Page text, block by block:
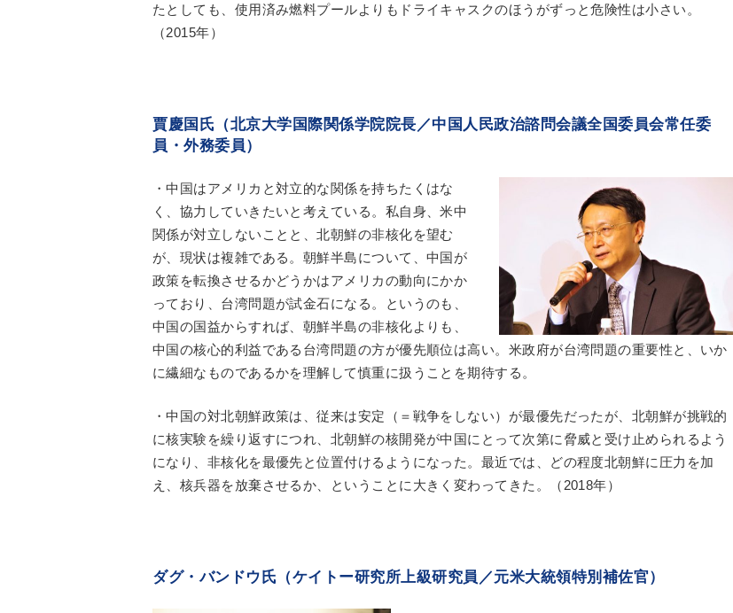
たとしても、使用済み燃料プールよりもドライキャスクのほうがずっと危険性は小さい。
（2015年）
賈慶国氏（北京大学国際関係学院院長／中国人民政治諮問会議全国委員会常任委
員・外務委員）
・中国はアメリカと対立的な関係を持ちたくはな
く、協力していきたいと考えている。私自身、米中
関係が対立しないことと、北朝鮮の非核化を望む
が、現状は複雑である。朝鮮半島について、中国が
政策を転換させるかどうかはアメリカの動向にかか
っており、台湾問題が試金石になる。というのも、
中国の国益からすれば、朝鮮半島の非核化よりも、
中国の核心的利益である台湾問題の方が優先順位は高い。米政府が台湾問題の重要性と、いか
に繊細なものであるかを理解して慎重に扱うことを期待する。
・中国の対北朝鮮政策は、従来は安定（＝戦争をしない）が最優先だったが、北朝鮮が挑戦的
に核実験を繰り返すにつれ、北朝鮮の核開発が中国にとって次第に脅威と受け止められるよう
になり、非核化を最優先と位置付けるようになった。最近では、どの程度北朝鮮に圧力を加
え、核兵器を放棄させるか、ということに大きく変わってきた。（2018年）
ダグ・バンドウ氏（ケイトー研究所上級研究員／元米大統領特別補佐官）